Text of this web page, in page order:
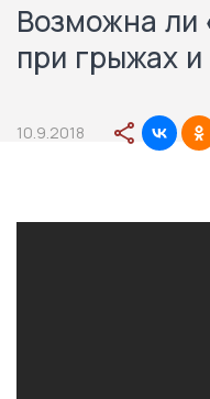
Возможна ли
при грыжах и
10.9.2018